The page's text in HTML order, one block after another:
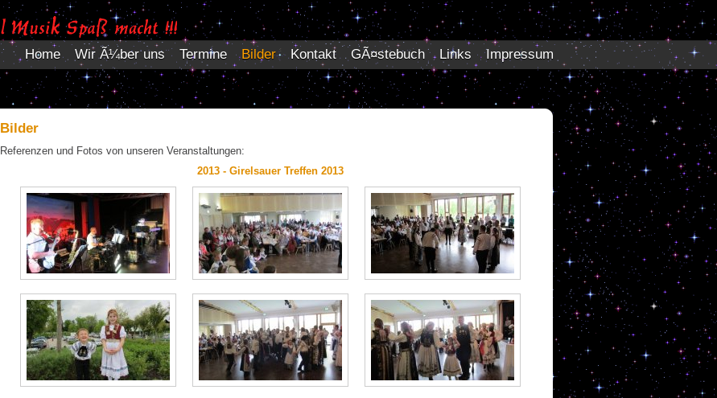
Home Wir Ã¼ber uns Termine Bilder Kontakt GÃ¤stebuch Links Impressum
Bilder
Referenzen und Fotos von unseren Veranstaltungen:
2013 - Girelsauer Treffen 2013